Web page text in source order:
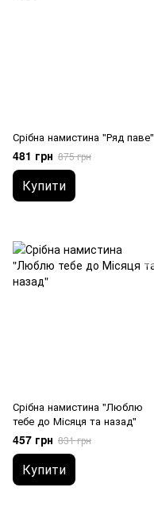
Срібна намистина "Ряд паве"
481 грн 875 грн
Купити
Срібна намистина "Люблю
тебе до Місяця та назад"
457 грн 831 грн
Купити